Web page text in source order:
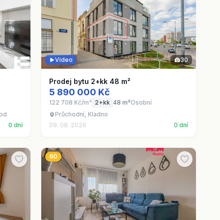
0 dní
30
Video
Prodej bytu 2+kk 48 m²
5 890 000 Kč
122 708 Kč/m² 2+kk 48 m²Osobní
Průchodní, Kladno
09. 08. 2026
0 dní
60